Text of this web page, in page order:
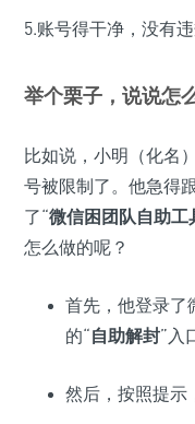
5.账号得干净，没有
举个栗子，说说怎
比如说，小明（化名
号被限制了。他急得
了“微信困团队自助工
怎么做的呢？
首先，他登录了
的“自助解封”入
然后，按照提示